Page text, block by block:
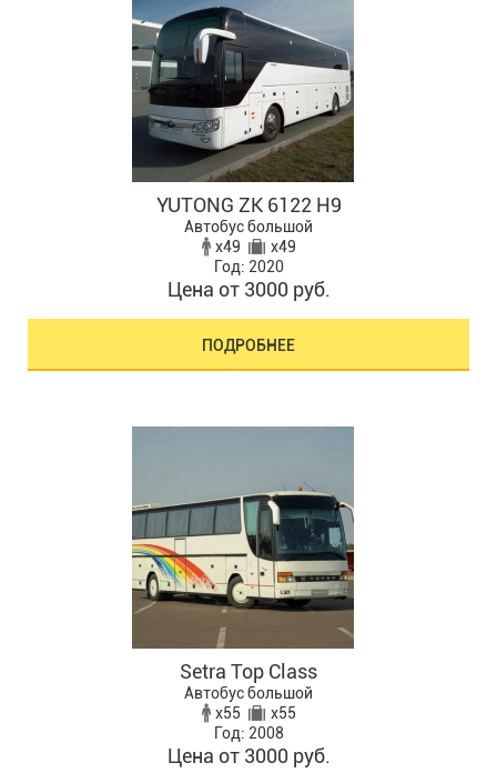
YUTONG ZK 6122 H9
Автобус большой
x49
x49
Год: 2020
Цена от 3000 руб.
ПОДРОБНЕЕ
Setra Top Class
Автобус большой
x55
x55
Год: 2008
Цена от 3000 руб.